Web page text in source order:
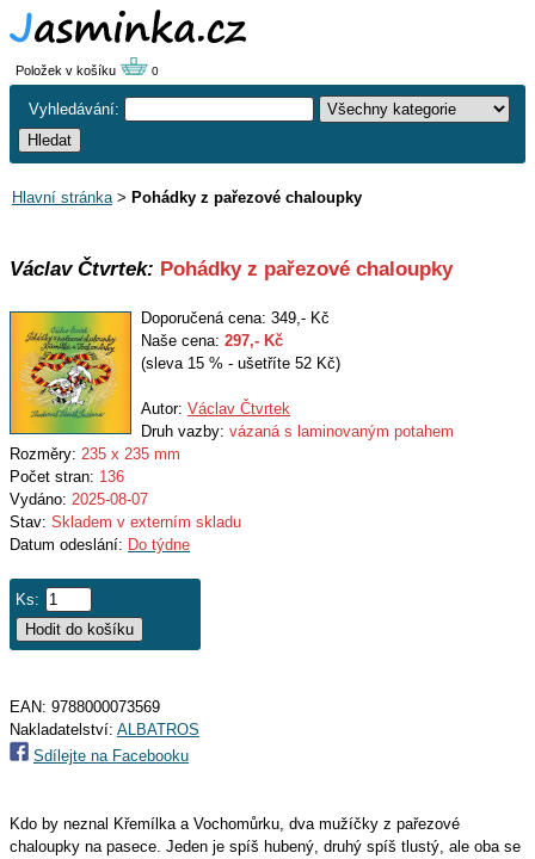
Položek v košíku 0
Vyhledávání:
Hlavní stránka> Pohádky z pařezové chaloupky
Václav Čtvrtek: Pohádky z pařezové chaloupky
Doporučená cena: 349,- Kč
Naše cena: 297,- Kč
(sleva 15 % - ušetříte 52 Kč)
Autor: Václav Čtvrtek
Druh vazby: vázaná s laminovaným potahem
Rozměry: 235 x 235 mm
Počet stran: 136
Vydáno: 2025-08-07
Stav: Skladem v externím skladu
Datum odeslání: Do týdne
Ks:
EAN: 9788000073569
Nakladatelství: ALBATROS
Sdílejte na Facebooku
Kdo by neznal Křemílka a Vochomůrku, dva mužíčky z pařezové
chaloupky na pasece. Jeden je spíš hubený, druhý spíš tlustý, ale oba se